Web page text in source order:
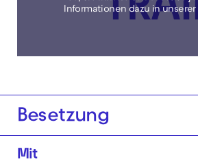
Informationen dazu in unserer
Besetzung
Mit